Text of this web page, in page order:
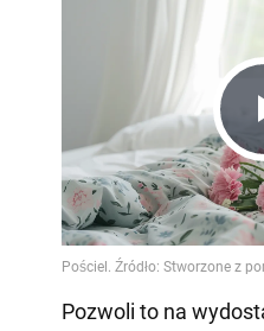
Pozwoli to na